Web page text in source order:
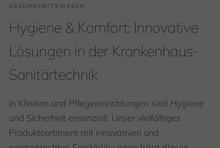
GESUNDHEITSWESEN
Hygiene & Komfort: Innovative
Lösungen in der Krankenhaus-
Sanitärtechnik
In Kliniken und Pflegeeinrichtungen sind Hygiene
und Sicherheit essenziell. Unser vielfältiges
Produktsortiment mit innovativen und